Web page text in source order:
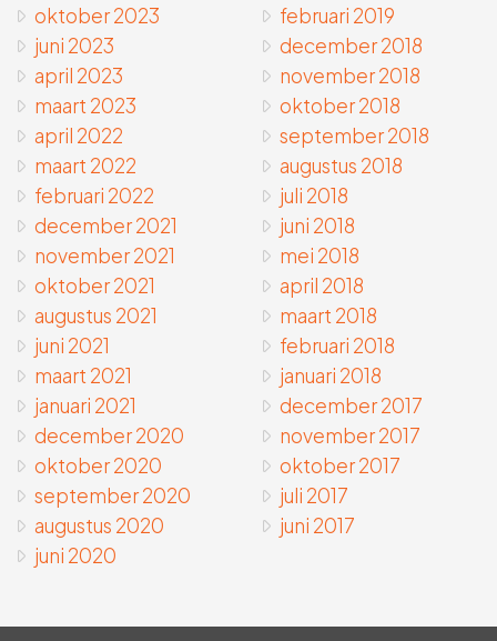
oktober 2023
juni 2023
april 2023
maart 2023
april 2022
maart 2022
februari 2022
december 2021
november 2021
oktober 2021
augustus 2021
juni 2021
maart 2021
januari 2021
december 2020
oktober 2020
september 2020
augustus 2020
juni 2020
februari 2019
december 2018
november 2018
oktober 2018
september 2018
augustus 2018
juli 2018
juni 2018
mei 2018
april 2018
maart 2018
februari 2018
januari 2018
december 2017
november 2017
oktober 2017
juli 2017
juni 2017